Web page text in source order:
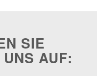
SIE
AUF: